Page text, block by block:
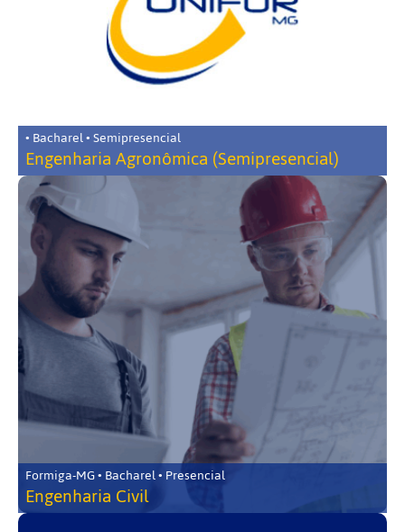
• Bacharel • Semipresencial
Engenharia Agronômica (Semipresencial)
Formiga-MG • Bacharel • Presencial
Engenharia Civil